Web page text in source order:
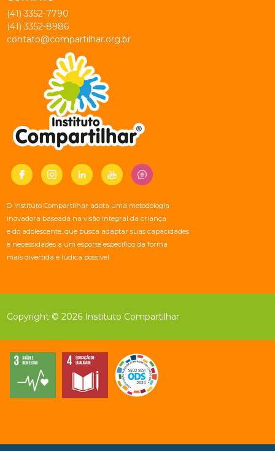
(41) 3352-7790
(41) 3352-8986
contato@compartilhar.org.br
O Instituto Compartilhar adota uma metodologia
inovadora baseada na visão integral da criança
e do adolescente, que busca adaptar suas capacidades
e necessidades a um esporte específico da forma
mais divertida e lúdica possível
Copyright © 2026 Instituto Compartilhar